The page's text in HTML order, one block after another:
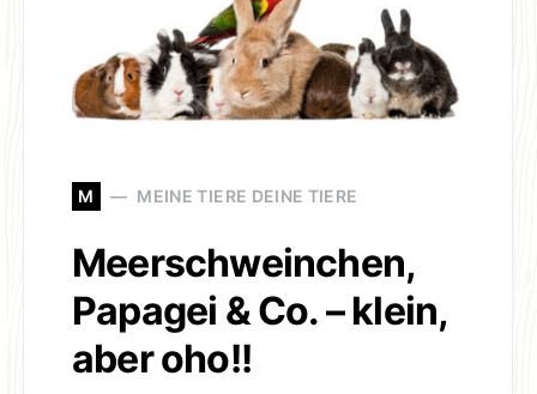
M MEINE TIERE DEINE TIERE
Meerschweinchen,
Papagei & Co. – klein,
aber oho!!